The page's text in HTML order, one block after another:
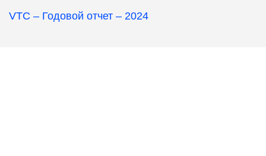
VTC – Годовой отчет – 2024